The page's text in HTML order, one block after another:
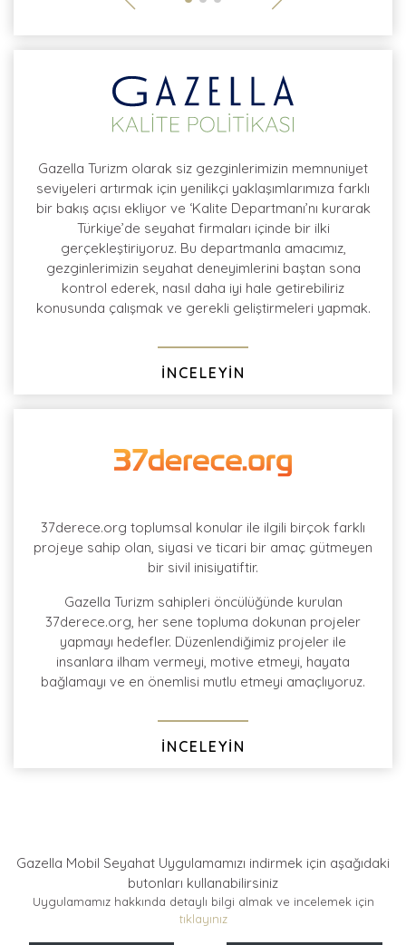
Gazella Turizm olarak siz gezginlerimizin memnuniyet
seviyeleri artırmak için yenilikçi yaklaşımlarımıza farklı
bir bakış açısı ekliyor ve ‘Kalite Departmanı’nı kurarak
Türkiye’de seyahat firmaları içinde bir ilki
gerçekleştiriyoruz. Bu departmanla amacımız,
gezginlerimizin seyahat deneyimlerini baştan sona
kontrol ederek, nasıl daha iyi hale getirebiliriz
konusunda çalışmak ve gerekli geliştirmeleri yapmak.
İNCELEYİN
37derece.org toplumsal konular ile ilgili birçok farklı
projeye sahip olan, siyasi ve ticari bir amaç gütmeyen
bir sivil inisiyatiftir.
Gazella Turizm sahipleri öncülüğünde kurulan
37derece.org, her sene topluma dokunan projeler
yapmayı hedefler. Düzenlendiğimiz projeler ile
insanlara ilham vermeyi, motive etmeyi, hayata
bağlamayı ve en önemlisi mutlu etmeyi amaçlıyoruz.
İNCELEYİN
Gazella Mobil Seyahat Uygulamamızı indirmek için aşağıdaki
butonları kullanabilirsiniz
Uygulamamız hakkında detaylı bilgi almak ve incelemek için
tıklayınız